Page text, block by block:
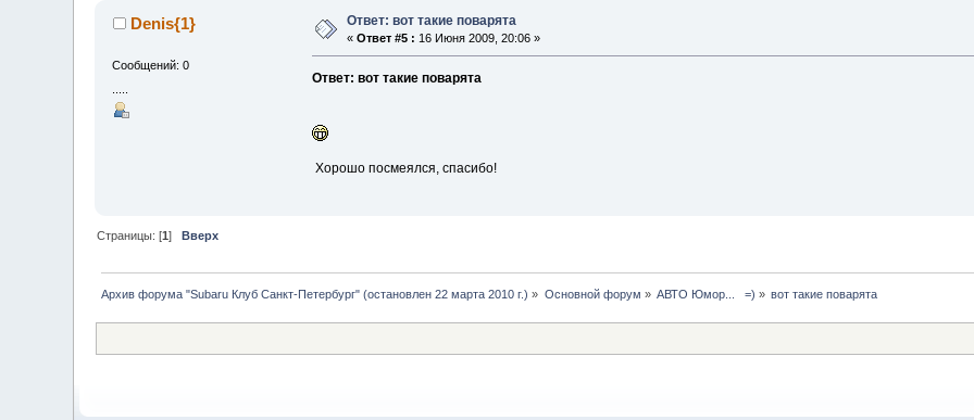
Denis{1}
Сообщений: 0
Ответ: вот такие поварята
«Ответ #5 : 16 Июня 2009, 20:06 »
Ответ: вот такие поварята
Хорошо посмеялся, спасибо!
Страницы: [1]Вверх
Архив форума "Subaru Клуб Санкт-Петербург" (остановлен 22 марта 2010 г.) » Основной форум » АВТО Юмор...   =) » вот такие поварята